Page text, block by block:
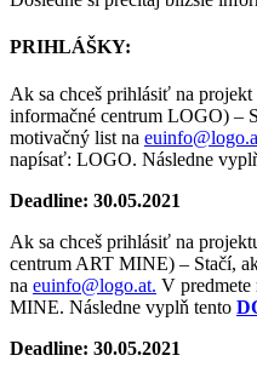
PRIHLÁŠKY:
Ak sa chceš prihlásiť na
informačné centrum LOGO) –
motivačný list na
napísať: LOGO. Následne
Deadline: 30.05.2021
Ak sa chceš prihlásiť na
centrum ART MINE) – Stačí,
na euinfo@logo.at. V
MINE. Následne vyplň tento
Deadline: 30.05.2021